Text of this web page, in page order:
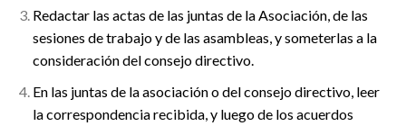
Redactar las actas de las juntas de la Asociación, de las
sesiones de trabajo y de las asambleas, y someterlas a la
consideración del consejo directivo.
En las juntas de la asociación o del consejo directivo, leer
la correspondencia recibida, y luego de los acuerdos